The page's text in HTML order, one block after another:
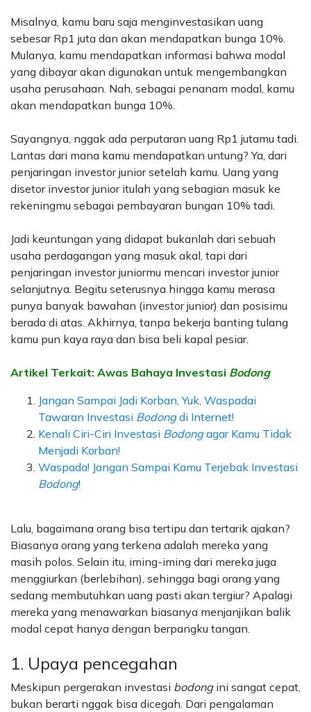
Misalnya, kamu baru saja menginvestasikan uang
sebesar Rp1 juta dan akan mendapatkan bunga 10%.
Mulanya, kamu mendapatkan informasi bahwa modal
yang dibayar akan digunakan untuk mengembangkan
usaha perusahaan. Nah, sebagai penanam modal, kamu
akan mendapatkan bunga 10%.
Sayangnya, nggak ada perputaran uang Rp1 jutamu tadi.
Lantas dari mana kamu mendapatkan untung? Ya, dari
penjaringan investor junior setelah kamu. Uang yang
disetor investor junior itulah yang sebagian masuk ke
rekeningmu sebagai pembayaran bungan 10% tadi.
Jadi keuntungan yang didapat bukanlah dari sebuah
usaha perdagangan yang masuk akal, tapi dari
penjaringan investor juniormu mencari investor junior
selanjutnya. Begitu seterusnya hingga kamu merasa
punya banyak bawahan (investor junior) dan posisimu
berada di atas. Akhirnya, tanpa bekerja banting tulang
kamu pun kaya raya dan bisa beli kapal pesiar.
Artikel Terkait: Awas Bahaya Investasi Bodong
Jangan Sampai Jadi Korban, Yuk, Waspadai
Tawaran Investasi Bodongdi Internet!
Kenali Ciri-Ciri Investasi Bodongagar Kamu Tidak
Menjadi Korban!
Waspada! Jangan Sampai Kamu Terjebak Investasi
Bodong!
Lalu, bagaimana orang bisa tertipu dan tertarik ajakan?
Biasanya orang yang terkena adalah mereka yang
masih polos. Selain itu, iming-iming dari mereka juga
menggiurkan (berlebihan), sehingga bagi orang yang
sedang membutuhkan uang pasti akan tergiur? Apalagi
mereka yang menawarkan biasanya menjanjikan balik
modal cepat hanya dengan berpangku tangan.
1. Upaya pencegahan
Meskipun pergerakan investasi bodongini sangat cepat,
bukan berarti nggak bisa dicegah. Dari pengalaman